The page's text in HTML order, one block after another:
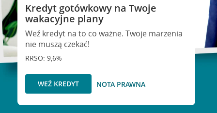
Kredyt gotówkowy na Twoje
wakacyjne plany
Weź kredyt na to co ważne. Twoje marzenia
nie muszą czekać!
RRSO: 9,6%
WEŹ KREDYT NOTA PRAWNA